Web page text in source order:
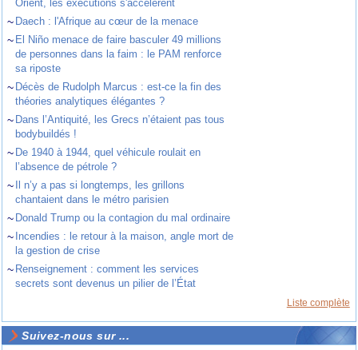
Orient, les exécutions s'accélèrent
~ Daech : l'Afrique au cœur de la menace
~ El Niño menace de faire basculer 49 millions
de personnes dans la faim : le PAM renforce
sa riposte
~ Décès de Rudolph Marcus : est-ce la fin des
théories analytiques élégantes ?
~ Dans l’Antiquité, les Grecs n’étaient pas tous
bodybuildés !
~ De 1940 à 1944, quel véhicule roulait en
l’absence de pétrole ?
~
Il n’y a pas si longtemps, les grillons
chantaient dans le métro parisien
~ Donald Trump ou la contagion du mal ordinaire
~ Incendies : le retour à la maison, angle mort de
la gestion de crise
~ Renseignement : comment les services
secrets sont devenus un pilier de l’État
Liste complète
Suivez-nous sur ...